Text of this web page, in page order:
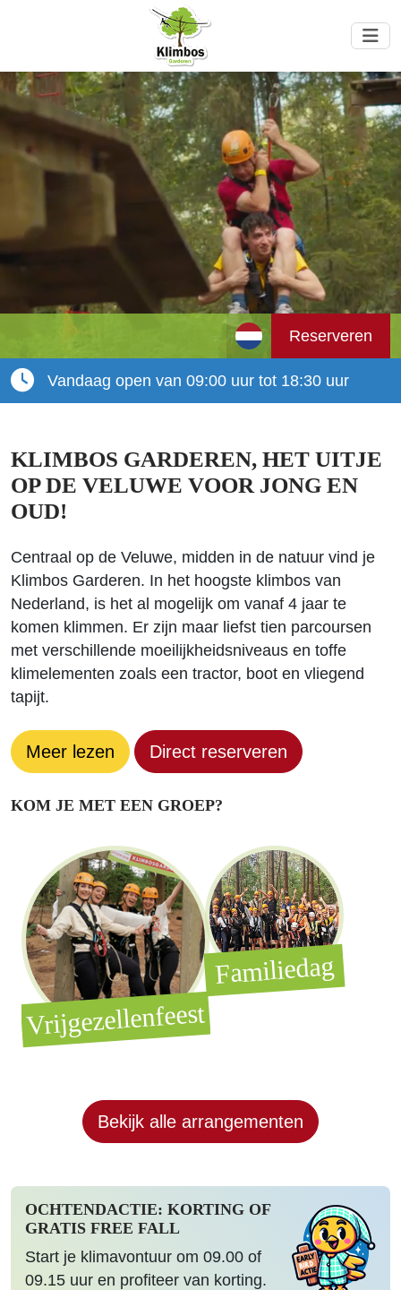
Reserveren
Vandaag open van 09:00 uur tot 18:30 uur
KLIMBOS GARDEREN, HET UITJE
OP DE VELUWE VOOR JONG EN
OUD!
Centraal op de Veluwe, midden in de natuur vind je
Klimbos Garderen. In het hoogste klimbos van
Nederland, is het al mogelijk om vanaf 4 jaar te
komen klimmen. Er zijn maar liefst tien parcoursen
met verschillende moeilijkheidsniveaus en toffe
klimelementen zoals een tractor, boot en vliegend
tapijt.
Meer lezen Direct reserveren
KOM JE MET EEN GROEP?
Familiedag Kinderfeestje
Bekijk alle arrangementen
OCHTENDACTIE: KORTING OF
GRATIS FREE FALL
Start je klimavontuur om 09.00 of
09.15 uur en profiteer van korting.